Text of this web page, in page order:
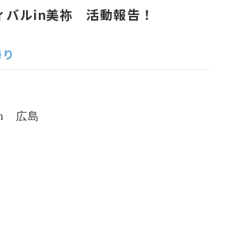
バルin美祢 活動報告！